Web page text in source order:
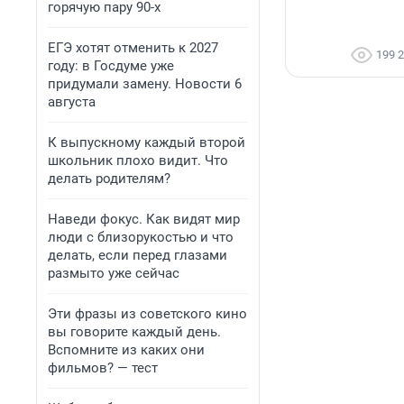
горячую пару 90-х
ЕГЭ хотят отменить к 2027
году: в Госдуме уже
придумали замену. Новости 6
августа
К выпускному каждый второй
школьник плохо видит. Что
делать родителям?
Наведи фокус. Как видят мир
люди с близорукостью и что
делать, если перед глазами
размыто уже сейчас
Эти фразы из советского кино
вы говорите каждый день.
Вспомните из каких они
фильмов? — тест
199